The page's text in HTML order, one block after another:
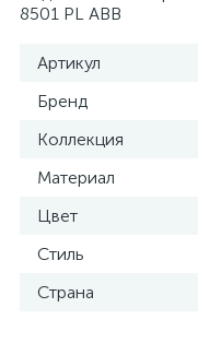
8501 PL ABB
Артикул
Бренд
Коллекция
Материал
Цвет
Стиль
Страна